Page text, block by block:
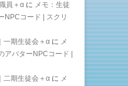
員＋α に メモ：生徒
NPCコード | スクリ
一期生徒会＋α に メ
アバターNPCコード |
二期生徒会＋α に メ